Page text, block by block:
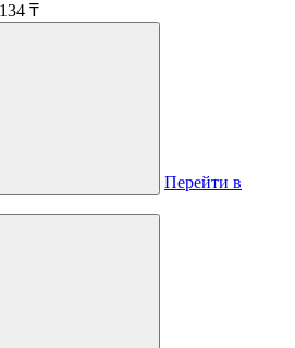
₸
Перейти в